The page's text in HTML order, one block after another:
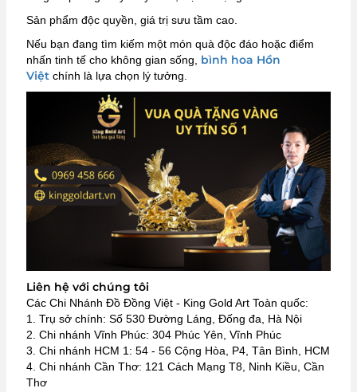
Sản phẩm độc quyền, giá trị sưu tầm cao.
Nếu bạn đang tìm kiếm một món quà độc đáo hoặc điểm
nhấn tinh tế cho không gian sống, bình hoa Hồn
Việt chính là lựa chọn lý tưởng.
Liên hệ với chúng tôi
Các Chi Nhánh Đồ Đồng Việt - King Gold Art Toàn quốc:
1. Trụ sở chính: Số 530 Đường Láng, Đống đa, Hà Nội
2. Chi nhánh Vĩnh Phúc: 304 Phúc Yên, Vĩnh Phúc
3. Chi nhánh HCM 1: 54 - 56 Cộng Hòa, P4, Tân Bình, HCM
4. Chi nhánh Cần Thơ: 121 Cách Mạng T8, Ninh Kiều, Cần
Thơ